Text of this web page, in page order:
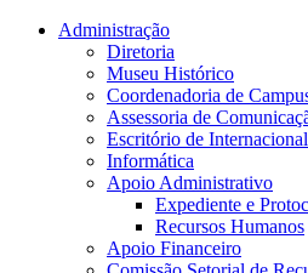
Conteúdo principal Menu principal
Administração
Diretoria
Museu Histórico
Coordenadoria de
Assessoria de
Escritório de
Informática
Apoio Administrativo
Expediente e
Recursos Humanos
Apoio Financeiro